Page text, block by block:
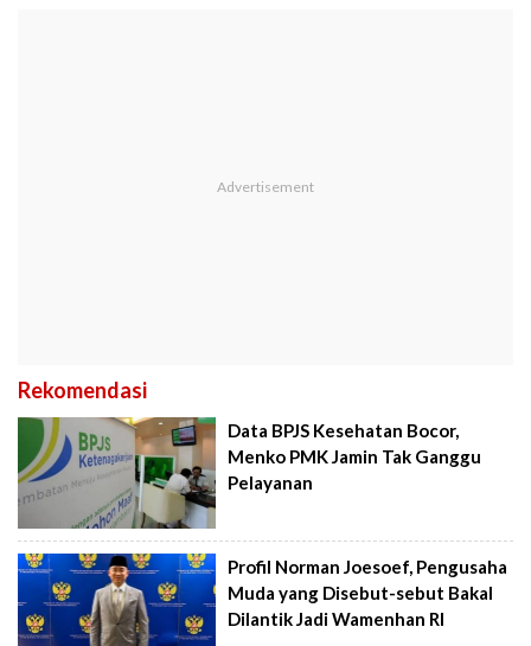
Rekomendasi
Data BPJS Kesehatan Bocor,
Menko PMK Jamin Tak Ganggu
Pelayanan
Profil Norman Joesoef, Pengusaha
Muda yang Disebut-sebut Bakal
Dilantik Jadi Wamenhan RI